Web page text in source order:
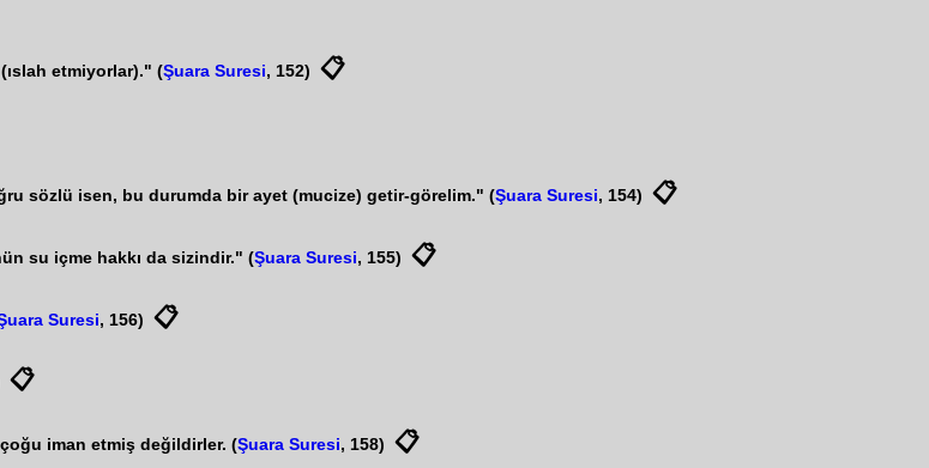
etmiyorlar)." (Şuara Suresi, 152) 📋
sözlü isen, bu durumda bir ayet (mucize) getir-görelim." (Şuara Suresi, 154) 📋
su içme hakkı da sizindir." (Şuara Suresi, 155) 📋
Suresi, 156) 📋
📋
çoğu iman etmiş değildirler. (Şuara Suresi, 158) 📋